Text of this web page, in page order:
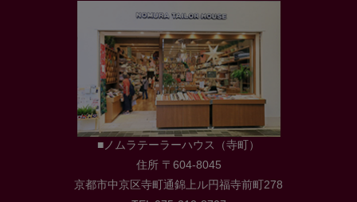
■ノムラテーラーハウス（寺町）
住所 〒604-8045
京都市中京区寺町通錦上ル円福寺前町278